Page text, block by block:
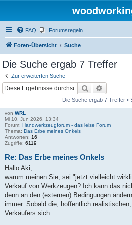
FAQ Forumsregeln
Foren-Übersicht Suche
Die Suche ergab 7 Treffer
Zur erweiterten Suche
Suche
Die Suche ergab 7 Treffer •
von WRL
Mi 10. Jun 2026, 13:34
Forum: Handwerkzeugforum - das leise Forum
Thema: Das Erbe meines Onkels
Antworten: 16
Zugriffe: 6119
Re: Das Erbe meines Onkels
Hallo Aki,
warum meinen Sie, sei "jetzt vielleicht
Verkauf von Werkzeugen? Ich kann das
denn an den (externen) Bedingungen
immer. Sobald die, hoffentlich
Verkäufers sich ...